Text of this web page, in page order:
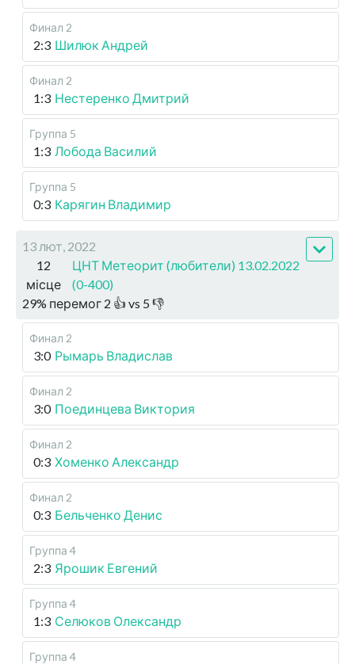
Финал 2
2:3 Шилюк Андрей
Финал 2
1:3 Нестеренко Дмитрий
Группа 5
1:3 Лобода Василий
Группа 5
0:3 Карягин Владимир
13 лют, 2022
12
місце
ЦНТ Метеорит (любители) 13.02.2022
(0-400)
29% перемог 2 👍 vs 5 👎
Финал 2
3:0 Рымарь Владислав
Финал 2
3:0 Поединцева Виктория
Финал 2
0:3 Хоменко Александр
Финал 2
0:3 Бельченко Денис
Группа 4
2:3 Ярошик Евгений
Группа 4
1:3 Селюков Олександр
Группа 4